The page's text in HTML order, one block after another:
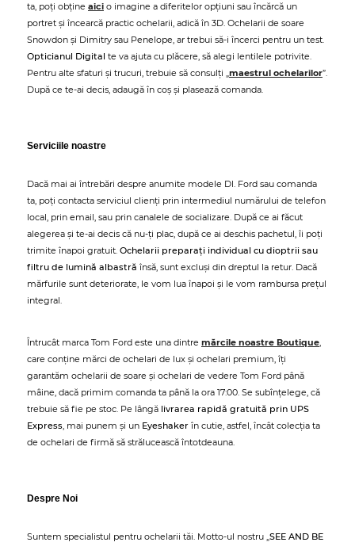
ta, poți obține aici o imagine a diferitelor opțiuni sau încărcă un
portret și încearcă practic ochelarii, adică în 3D. Ochelarii de soare
Snowdon și Dimitry sau Penelope, ar trebui să-i încerci pentru un test.
Opticianul Digital te va ajuta cu plăcere, să alegi lentilele potrivite.
Pentru alte sfaturi și trucuri, trebuie să consulți „maestrul ochelarilor”.
După ce te-ai decis, adaugă în coș și plasează comanda.
Serviciile noastre
Dacă mai ai întrebări despre anumite modele Dl. Ford sau comanda
ta, poți contacta serviciul clienți prin intermediul numărului de telefon
local, prin email, sau prin canalele de socializare. După ce ai făcut
alegerea și te-ai decis că nu-ți plac, după ce ai deschis pachetul, îi poți
trimite înapoi gratuit. Ochelarii preparați individual cu dioptrii sau
filtru de lumină albastră însă, sunt excluși din dreptul la retur. Dacă
mărfurile sunt deteriorate, le vom lua înapoi și le vom rambursa prețul
integral.
Întrucât marca Tom Ford este una dintre mărcile noastre Boutique,
care conține mărci de ochelari de lux și ochelari premium, îți
garantăm ochelarii de soare și ochelari de vedere Tom Ford până
mâine, dacă primim comanda ta până la ora 17:00. Se subînțelege, că
trebuie să fie pe stoc. Pe lângă livrarea rapidă gratuită prin UPS
Express, mai punem și un Eyeshaker în cutie, astfel, încât colecția ta
de ochelari de firmă să strălucească întotdeauna.
Despre Noi
Suntem specialistul pentru ochelarii tăi. Motto-ul nostru „SEE AND BE